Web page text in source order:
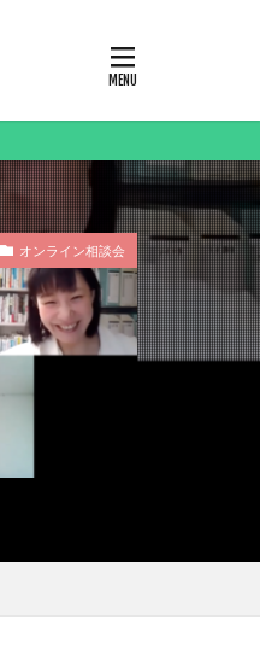
オンライン相談会